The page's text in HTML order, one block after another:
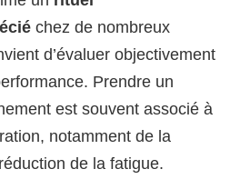
chez de nombreux
d’évaluer objectivement
Prendre un
est souvent associé à
notamment de la
de la fatigue.